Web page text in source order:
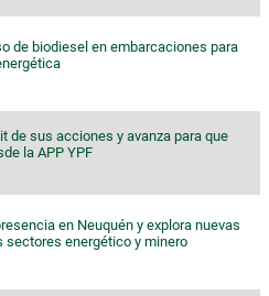
de biodiesel en embarcaciones para
de sus acciones y avanza para que
la APP YPF
en Neuquén y explora nuevas
sectores energético y minero